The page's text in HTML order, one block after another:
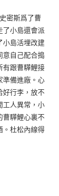
密斯爲了曹
了小島還會派
小島活埋改建
意自己配合搗
有跟曹驊鯉接
準備進廠。心
好行李，放不
工人異常，小
曹驊鯉心裏不
。杜松內線得